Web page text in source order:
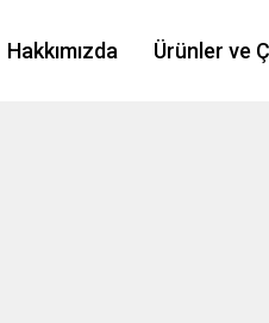
Hakkımızda Ürünler ve